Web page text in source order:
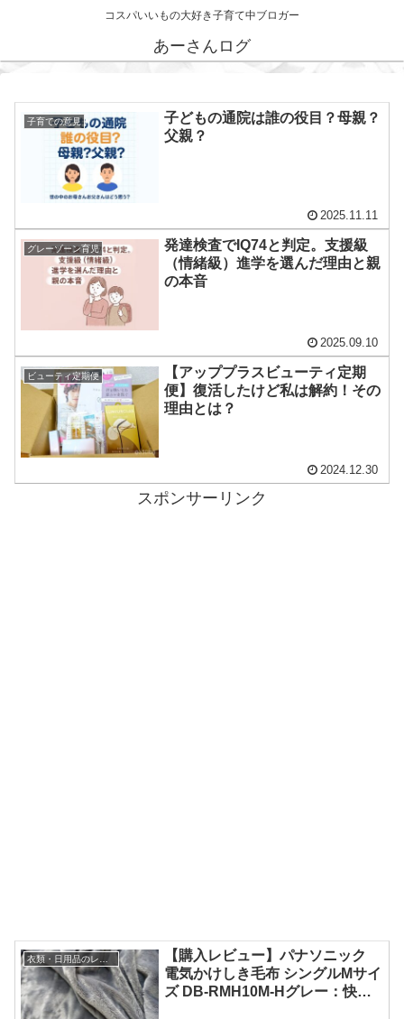
コスパいいもの大好き子育て中ブロガー
あーさんログ
子育ての意見
子どもの通院は誰の役目？母親？
父親？
2025.11.11
グレーゾーン育児
発達検査でIQ74と判定。支援級
（情緒級）進学を選んだ理由と親
の本音
2025.09.10
ビューティ定期便
【アッププラスビューティ定期
便】復活したけど私は解約！その
理由とは？
2024.12.30
スポンサーリンク
衣類・日用品のレビュー
【購入レビュー】パナソニック
電気かけしき毛布 シングルMサイ
ズ DB-RMH10M-Hグレー：快適